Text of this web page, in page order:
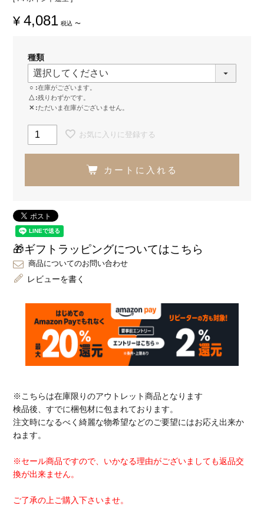
¥ 4,081 税込 〜
種類
○
在庫がございます。
△ 残りわずかです。
✕
ただいま在庫がございません。
お気に入りに登録する
カートに入れる
🎁ギフトラッピングについてはこちら
商品についてのお問い合わせ
レビューを書く
※こちらは在庫限りのアウトレット商品となります
検品後、すでに梱包材に包まれております。
注文時になるべく綺麗な物希望などのご要望にはお応え出来か
ねます。
※セール商品ですので、いかなる理由がございましても返品交
換が出来ません。
ご了承の上ご購入下さいませ。